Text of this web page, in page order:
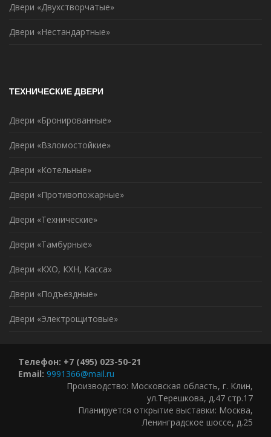
Двери «Двухстворчатые»
Двери «Нестандартные»
ТЕХНИЧЕСКИЕ ДВЕРИ
Двери «Бронированные»
Двери «Взломостойкие»
Двери «Котельные»
Двери «Противопожарные»
Двери «Технические»
Двери «Тамбурные»
Двери «КХО, КХН, Касса»
Двери «Подъездные»
Двери «Электрощитовые»
Телефон: +7 (495) 023-50-21
Email: 9991366@mail.ru
Производство: Московская область, г. Клин,
ул.Терешкова, д.47 стр.17
Планируется открытие выставки: Москва,
Ленинградское шоссе, д.25